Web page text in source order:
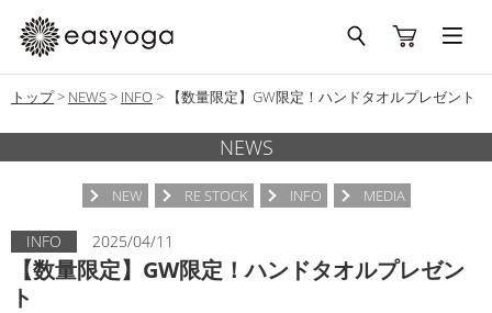
トップ> NEWS> INFO > 【数量限定】GW限定！ハンドタオルプレゼント
NEWS
NEW RE STOCK INFO MEDIA
INFO 2025/04/11
【数量限定】GW限定！ハンドタオルプレゼン
ト